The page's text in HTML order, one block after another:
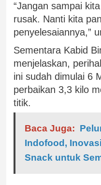
“Jangan sampai
rusak. Nanti kita
penyelesaiannya,”
Sementara Kabid
menjelaskan,
ini sudah dimulai 6
perbaikan 3,3 kilo
titik.
Baca Juga:
Indofood,
Snack untuk